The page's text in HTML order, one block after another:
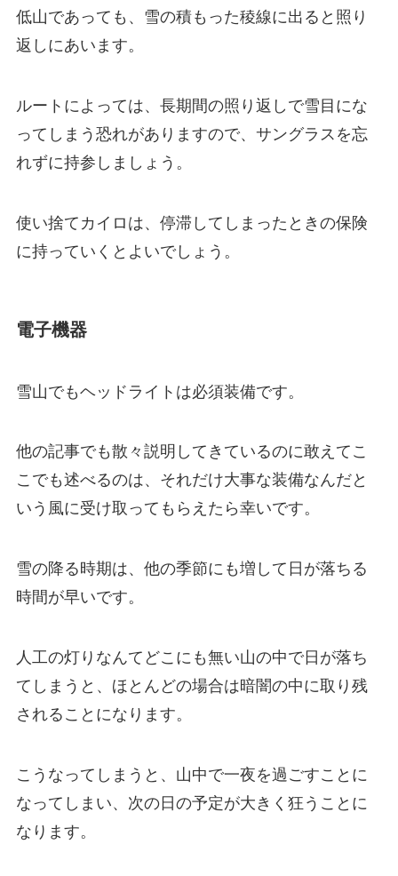
低山であっても、雪の積もった稜線に出ると照り
返しにあいます。
ルートによっては、長期間の照り返しで雪目にな
ってしまう恐れがありますので、サングラスを忘
れずに持参しましょう。
使い捨てカイロは、停滞してしまったときの保険
に持っていくとよいでしょう。
電子機器
雪山でもヘッドライトは必須装備です。
他の記事でも散々説明してきているのに敢えてこ
こでも述べるのは、それだけ大事な装備なんだと
いう風に受け取ってもらえたら幸いです。
雪の降る時期は、他の季節にも増して日が落ちる
時間が早いです。
人工の灯りなんてどこにも無い山の中で日が落ち
てしまうと、ほとんどの場合は暗闇の中に取り残
されることになります。
こうなってしまうと、山中で一夜を過ごすことに
なってしまい、次の日の予定が大きく狂うことに
なります。